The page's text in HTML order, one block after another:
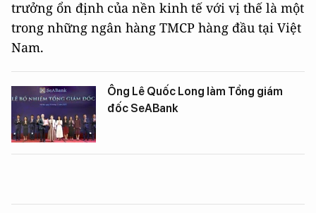
trưởng ổn định của nền kinh tế với vị thế là một
trong những ngân hàng TMCP hàng đầu tại Việt
Nam.
Ông Lê Quốc Long làm Tổng giám
đốc SeABank